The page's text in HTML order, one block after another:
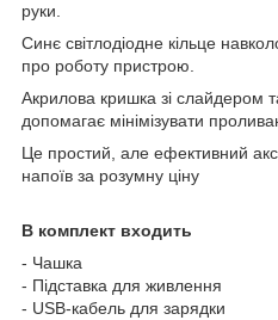
руки.
Cинє світлодіодне кільце
про роботу пристрою.
Акрилова кришка зі слайдером
допомагає мінімізувати
Це простий, але ефективний
напоїв за розумну ціну
В комплект входить
- Чашка
- Підставка для живлення
- USB-кабель для зарядки